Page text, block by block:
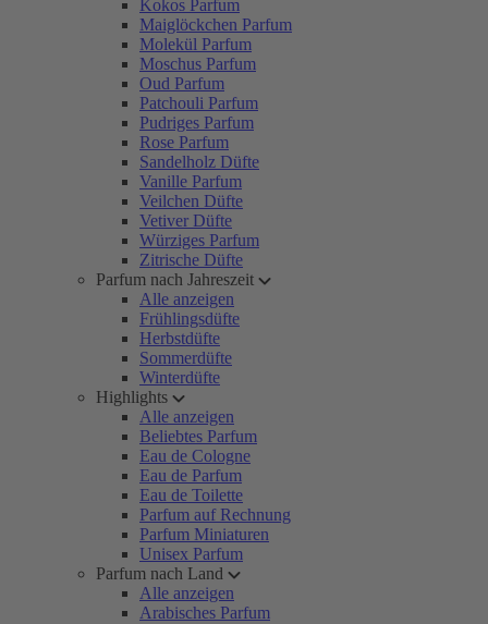
Kokos Parfum
Maiglöckchen Parfum
Molekül Parfum
Moschus Parfum
Oud Parfum
Patchouli Parfum
Pudriges Parfum
Rose Parfum
Sandelholz Düfte
Vanille Parfum
Veilchen Düfte
Vetiver Düfte
Würziges Parfum
Zitrische Düfte
Parfum nach Jahreszeit
Alle anzeigen
Frühlingsdüfte
Herbstdüfte
Sommerdüfte
Winterdüfte
Highlights
Alle anzeigen
Beliebtes Parfum
Eau de Cologne
Eau de Parfum
Eau de Toilette
Parfum auf Rechnung
Parfum Miniaturen
Unisex Parfum
Parfum nach Land
Alle anzeigen
Arabisches Parfum